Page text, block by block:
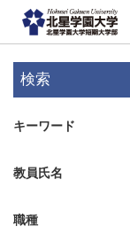
検索
キーワード
教員氏名
職種